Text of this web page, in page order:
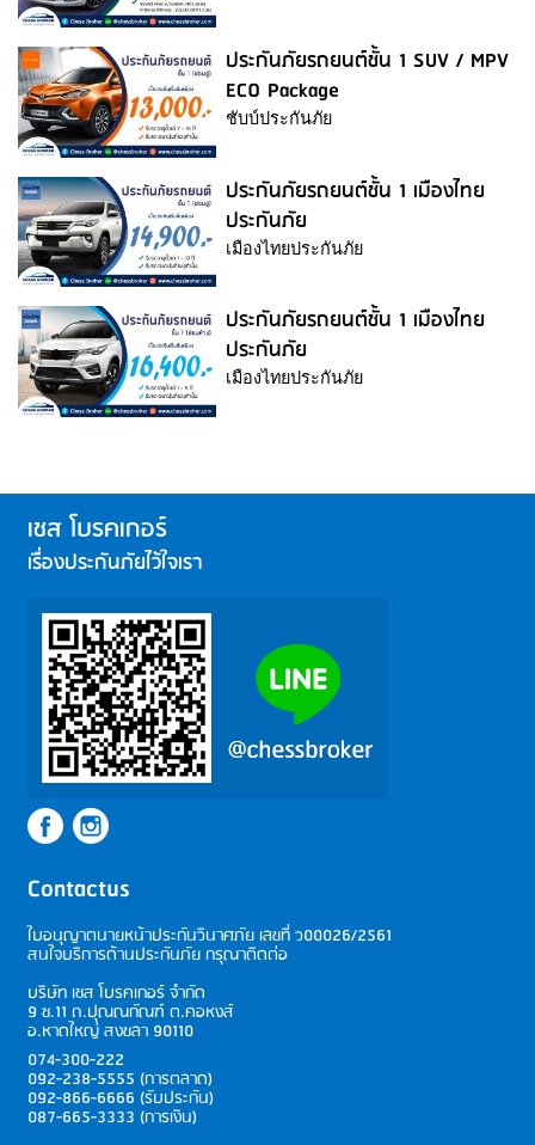
ประกันภัยรถยนต์ชั้น 1 SUV / MPV
ECO Package
ชับบ์ประกันภัย
ประกันภัยรถยนต์ชั้น 1 เมืองไทย
ประกันภัย
เมืองไทยประกันภัย
ประกันภัยรถยนต์ชั้น 1 เมืองไทย
ประกันภัย
เมืองไทยประกันภัย
เชส โบรคเกอร์
เรื่องประกันภัยไว้ใจเรา
Contactus
ใบอนุญาตนายหน้าประกันวินาศภัย เลขที่ว00026/2561
สนใจบริการด้านประกันภัย กรุณาติดต่อ
บริษัท เชส โบรคเกอร์ จำกัด
9 ซ.11 ถ.ปุณณกัณฑ์ ต.คอหงส์
อ.หาดใหญ่ สงขลา 90110
074-300-222
092-238-5555 (การตลาด)
092-866-6666 (รับประกัน)
087-665-3333 (การเงิน)